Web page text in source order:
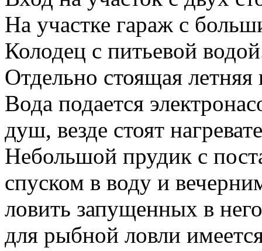
На участке гараж с
Колодец с питьевой
Отдельно стоящая летняя
Вода подается
душ, везде стоят
Небольшой прудик с
спуском в воду и
ловить запущенных в
для рыбной ловли